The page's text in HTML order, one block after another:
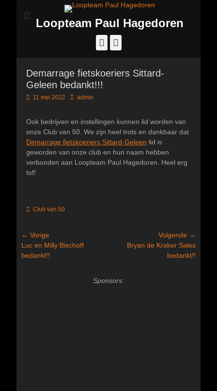
Loopteam Paul Hagedoren
Facebook
Demarrage fietskoeriers Sittard-
Geleen bedankt!!!
Geplaatst
11 mei 2022 Author
admin
Ook bedrijven en instellingen kunnen lid worden van
onze Club van 50. We zijn heel trots en dankbaar dat
Demarrage fietskoeriers Sittard-Geleen lid is
geworden van onze club en hun naam hebben
verbonden aan Loopteam Paul Hagedoren. Heel erg
tof!
Categorieën
Club van 50
Bericht
navigatie
← Vorige
Vorig
bericht:
Luc en Milly Bischoff
bedankt!!
Volgende →
VolgendBryan de Kraker Sales
bedankt!!
Sponsors: